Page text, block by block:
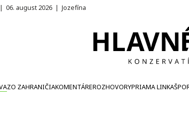
| 06. august 2026 | Jozefína
ZO ZAHRANIČIAKOMENTÁREROZHOVORYPRIAMA LINKA